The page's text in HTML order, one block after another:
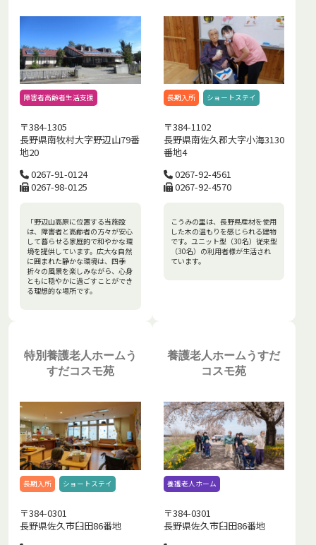
障害者高齢者生活支援
〒384-1305
長野県南牧村大字野辺山79番
地20
0267-91-0124
0267-98-0125
「野辺山高原に位置する当施設
は、障害者と高齢者の方々が安心
して暮らせる家庭的で和やかな環
境を提供しています。広大な自然
に囲まれた静かな環境は、四季
折々の風景を楽しみながら、心身
ともに穏やかに過ごすことができ
る理想的な場所です。
長期入所 ショートステイ
〒384-1102
長野県南佐久郡大字小海3130
番地4
0267-92-4561
0267-92-4570
こうみの里は、長野県産材を使用
した木の温もりを感じられる建物
です。ユニット型（30名）従来型
（30名）の利用者様が生活され
ています。
特別養護老人ホームう
すだコスモ苑
長期入所 ショートステイ
〒384-0301
長野県佐久市臼田86番地
養護老人ホームうすだ
コスモ苑
養護老人ホーム
〒384-0301
長野県佐久市臼田86番地